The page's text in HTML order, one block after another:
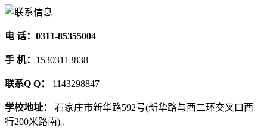
电 话：0311-85355004
手 机： 15303113838
联系Q Q： 1143298847
学校地址： 石家庄市新华路592号(新华路与西二环交叉口西
行200米路南)。